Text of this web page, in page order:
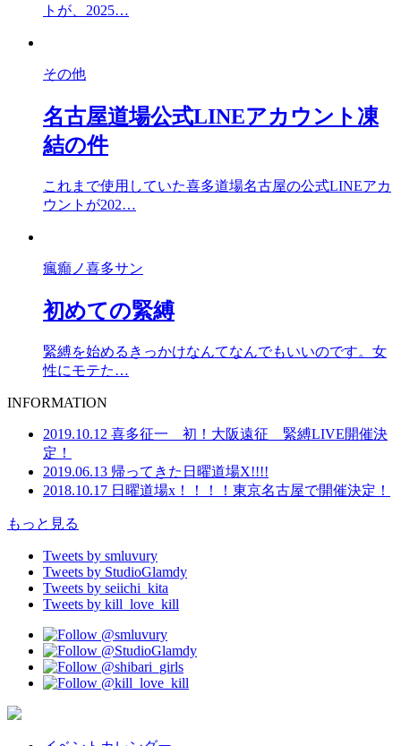
トが、2025…
その他
名古屋道場公式LINEアカウント凍
結の件
これまで使用していた喜多道場名古屋の公式LINEアカ
ウントが202…
瘋癲ノ喜多サン
初めての緊縛
緊縛を始めるきっかけなんてなんでもいいのです。女
性にモテた…
INFORMATION
2019.10.12 喜多征一 初！大阪遠征 緊縛LIVE開催決
定！
2019.06.13 帰ってきた日曜道場X!!!!
2018.10.17 日曜道場x！！！！東京名古屋で開催決定！
もっと見る
Tweets by smluvury
Tweets by StudioGlamdy
Tweets by seiichi_kita
Tweets by kill_love_kill